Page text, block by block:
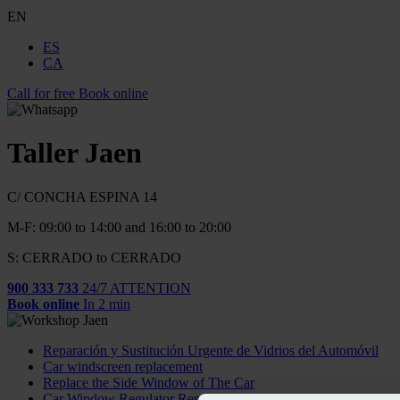
EN
ES
CA
Call for free Book online
Taller Jaen
C/ CONCHA ESPINA 14
M-F: 09:00 to 14:00 and 16:00 to 20:00
S: CERRADO to CERRADO
900 333 733 24/7 ATTENTION
Book online In 2 min
Reparación y Sustitución Urgente de Vidrios del Automóvil
Car windscreen replacement
Replace the Side Window of The Car